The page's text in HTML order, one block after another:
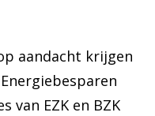
aandacht krijgen
van EZK en BZK